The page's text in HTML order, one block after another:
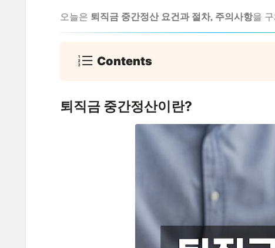
오늘은 퇴직금 중간정산 요건과 절차, 주의사항을
Contents
퇴직금 중간정산이란?